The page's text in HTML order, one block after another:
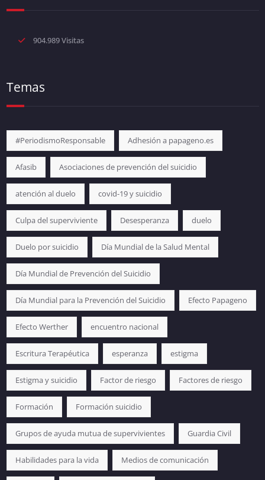
904.989 Visitas
Temas
#PeriodismoResponsable Adhesión a papageno.es
Afasib Asociaciones de prevención del suicidio
atención al duelo covid-19 y suicidio
Culpa del superviviente Desesperanza duelo
Duelo por suicidio Día Mundial de la Salud Mental
Día Mundial de Prevención del Suicidio
Día Mundial para la Prevención del Suicidio Efecto Papageno
Efecto Werther encuentro nacional
Escritura Terapéutica esperanza estigma
Estigma y suicidio Factor de riesgo Factores de riesgo
Formación Formación suicidio
Grupos de ayuda mutua de supervivientes Guardia Civil
Habilidades para la vida Medios de comunicación